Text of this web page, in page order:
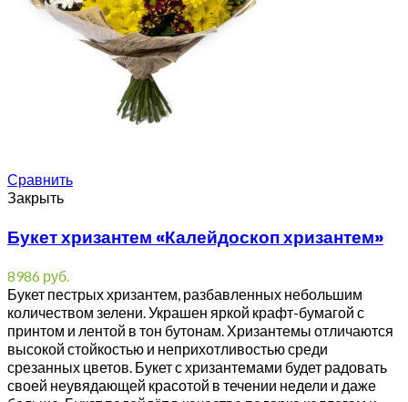
Сравнить
Закрыть
Букет хризантем «Калейдоскоп хризантем»
8986 руб.
Букет пестрых хризантем, разбавленных небольшим
количеством зелени. Украшен яркой крафт-бумагой с
принтом и лентой в тон бутонам. Хризантемы отличаются
высокой стойкостью и неприхотливостью среди
срезанных цветов. Букет с хризантемами будет радовать
своей неувядающей красотой в течении недели и даже